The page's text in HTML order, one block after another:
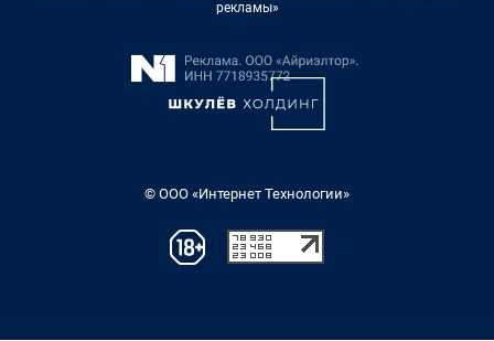
рекламы»
© ООО «Интернет Технологии»